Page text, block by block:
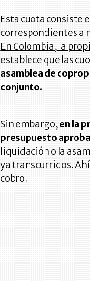
Esta cuota consiste
correspondientes a
En Colombia, la
establece que las
asamblea de
conjunto.
Sin embargo, en la
presupuesto
liquidación o la
ya transcurridos.
cobro.